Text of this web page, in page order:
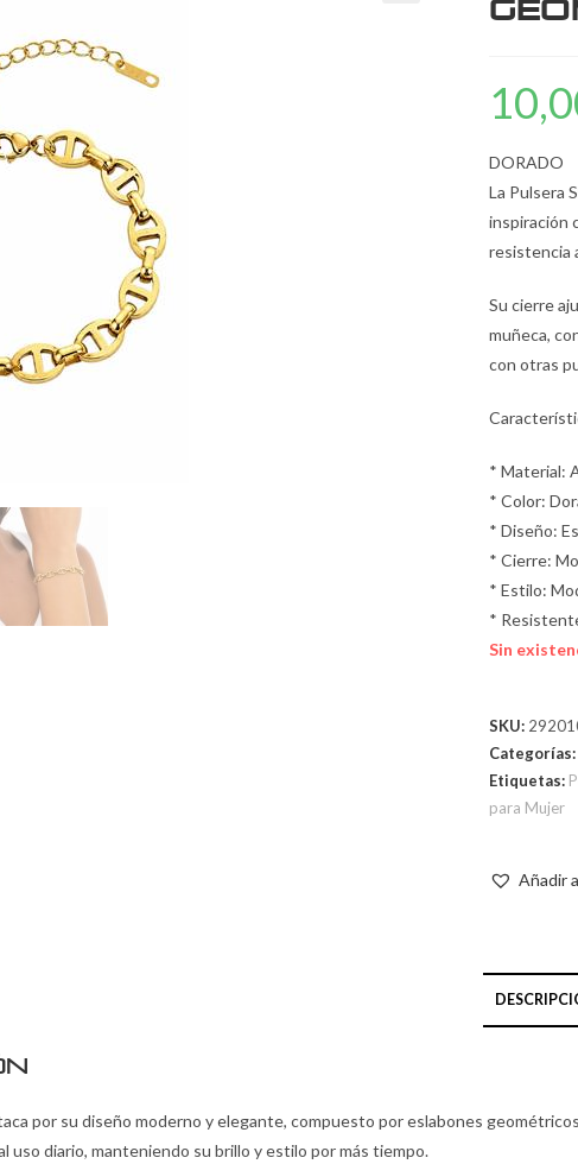
DORADO
La Pulsera
inspiración
resistencia
Su cierre
muñeca,
con otras
* Material:
* Color:
* Diseño:
* Cierre:
* Estilo:
*
Sin
SKU:
Categorías:
Etiquetas:
para Mujer
Añadir
por su diseño moderno y elegante, compuesto por eslabones
uso diario, manteniendo su brillo y estilo por más tiempo.